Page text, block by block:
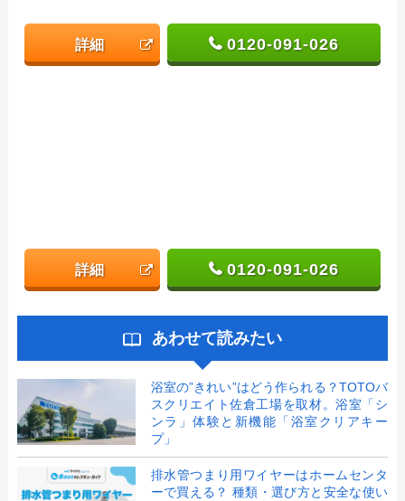
詳細 0120-091-026
詳細 0120-091-026
あわせて読みたい
浴室の”きれい”はどう作られる？TOTOバ
スクリエイト佐倉工場を取材。浴室「シ
ンラ」体験と新機能「浴室クリアキー
プ」
排水管つまり用ワイヤーはホームセンタ
ーで買える？ 種類・選び方と安全な使い